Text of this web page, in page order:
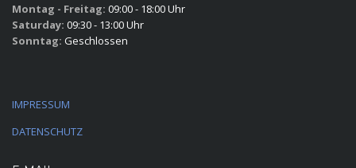
Montag - Freitag: 09:00 - 18:00 Uhr
Saturday: 09:30 - 13:00 Uhr
Sonntag: Geschlossen
IMPRESSUM
DATENSCHUTZ